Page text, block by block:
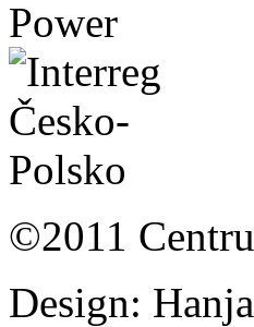
©2011
Design: